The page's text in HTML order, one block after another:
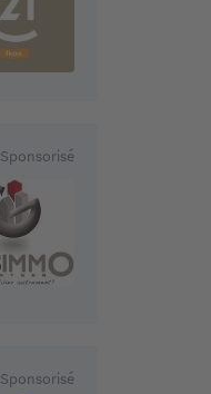
Sponsorisé
Sponsorisé